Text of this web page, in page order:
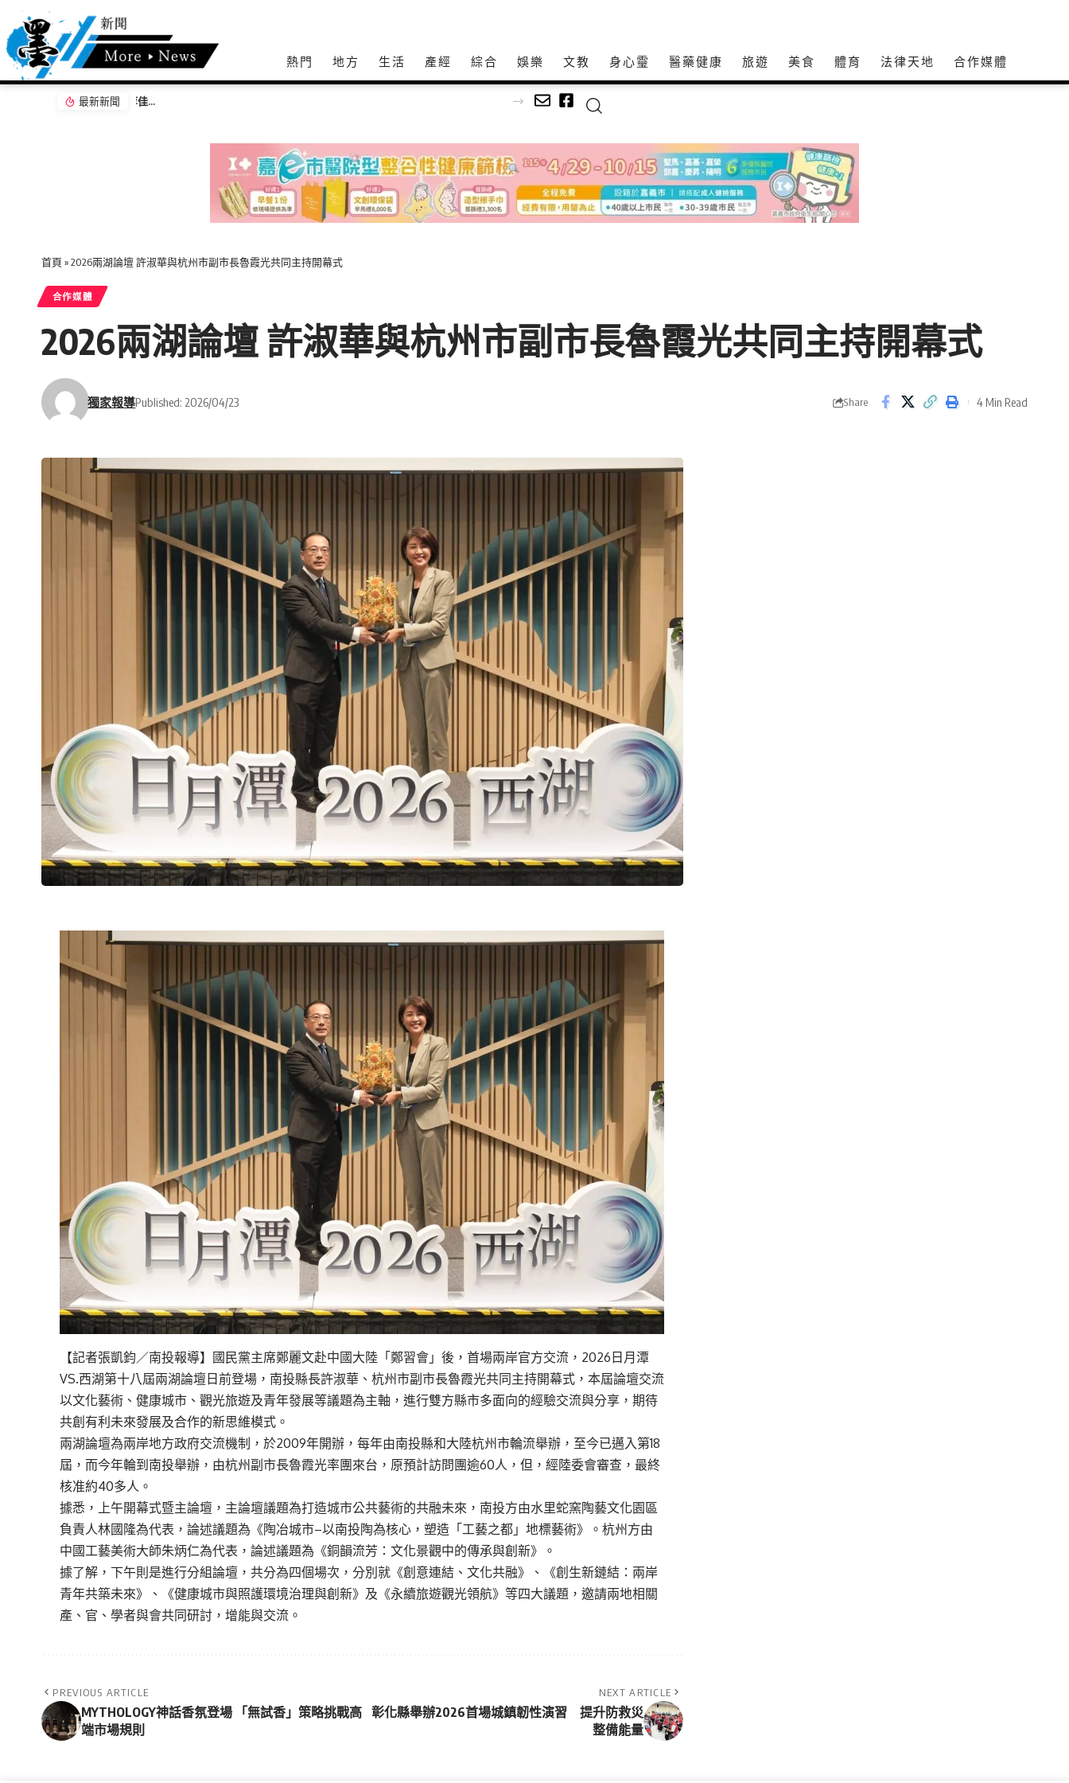
熱門 地方 生活 產經 綜合 娛樂 文教 身心𩆜 醫藥健康 旅遊 美食 體育 法律天地 合作媒體
最新新聞 克明宮「關公文化節」攝影展 彰顯南投13鄉鎮市之美
首頁 »2026兩湖論壇 許淑華與杭州市副市長魯霞光共同主持開幕式
合作媒體
2026兩湖論壇 許淑華與杭州市副市長魯霞光共同主持開幕式
獨家報導Published: 2026/04/23 Share 4 Min Read
【記者張凱鈞／南投報導】國民黨主席鄭麗文赴中國大陸「鄭習會」後，首場兩岸官方交流，2026日月潭
VS.西湖第十八屆兩湖論壇日前登場，南投縣長許淑華、杭州市副市長魯霞光共同主持開幕式，本屆論壇交流
以文化藝術、健康城市、觀光旅遊及青年發展等議題為主軸，進行雙方縣市多面向的經驗交流與分享，期待
共創有利未來發展及合作的新思維模式。
兩湖論壇為兩岸地方政府交流機制，於2009年開辦，每年由南投縣和大陸杭州市輪流舉辦，至今已邁入第18
屆，而今年輪到南投舉辦，由杭州副市長魯霞光率團來台，原預計訪問團逾60人，但，經陸委會審查，最終
核准約40多人。
據悉，上午開幕式暨主論壇，主論壇議題為打造城市公共藝術的共融未來，南投方由水里蛇窯陶藝文化園區
負責人林國隆為代表，論述議題為《陶冶城市–以南投陶為核心，塑造「工藝之都」地標藝術》。杭州方由
中國工藝美術大師朱炳仁為代表，論述議題為《銅韻流芳：文化景觀中的傳承與創新》。
據了解，下午則是進行分組論壇，共分為四個場次，分別就《創意連結、文化共融》、《創生新鏈結：兩岸
青年共築未來》、《健康城市與照護環境治理與創新》及《永續旅遊觀光領航》等四大議題，邀請兩地相關
產、官、學者與會共同研討，增能與交流。
PREVIOUS ARTICLE
MYTHOLOGY神話香氛登場 「無試香」策略挑戰高
端市場規則
NEXT ARTICLE
彰化縣舉辦2026首場城鎮韌性演習 提升防救災
整備能量